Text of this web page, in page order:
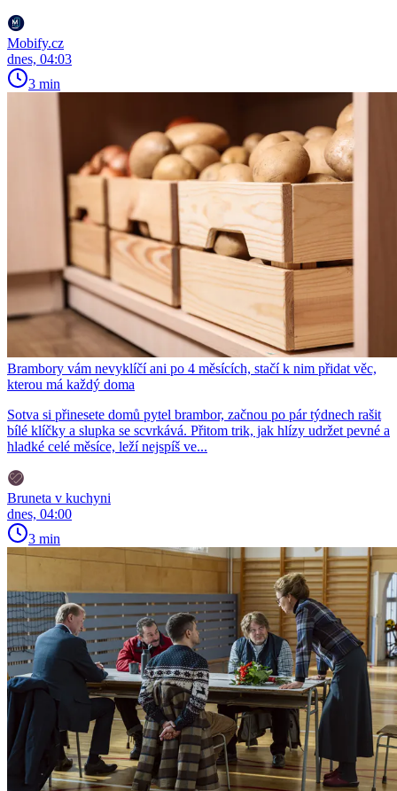
Mobify.cz
dnes, 04:03
3 min
Brambory vám nevyklíčí ani po 4 měsících, stačí k nim přidat věc,
kterou má každý doma
Sotva si přinesete domů pytel brambor, začnou po pár týdnech rašit
bílé klíčky a slupka se scvrkává. Přitom trik, jak hlízy udržet pevné a
hladké celé měsíce, leží nejspíš ve...
Bruneta v kuchyni
dnes, 04:00
3 min